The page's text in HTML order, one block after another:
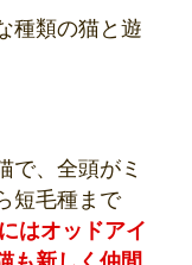
種類の猫と遊
で、全頭がミ
短毛種まで
はオッドアイ